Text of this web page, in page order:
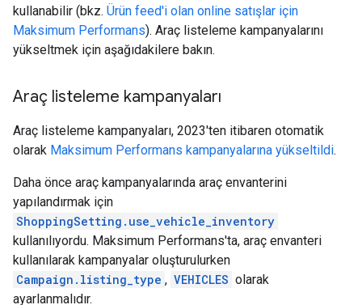
kullanabilir (bkz. Ürün feed'i olan online satışlar için
Maksimum Performans). Araç listeleme kampanyalarını
yükseltmek için aşağıdakilere bakın.
Araç listeleme kampanyaları
Araç listeleme kampanyaları, 2023'ten itibaren otomatik
olarak Maksimum Performans kampanyalarına yükseltildi.
Daha önce araç kampanyalarında araç envanterini
yapılandırmak için
ShoppingSetting.use_vehicle_inventory
kullanılıyordu. Maksimum Performans'ta, araç envanteri
kullanılarak kampanyalar oluşturulurken
Campaign.listing_type , VEHICLES olarak
ayarlanmalıdır.